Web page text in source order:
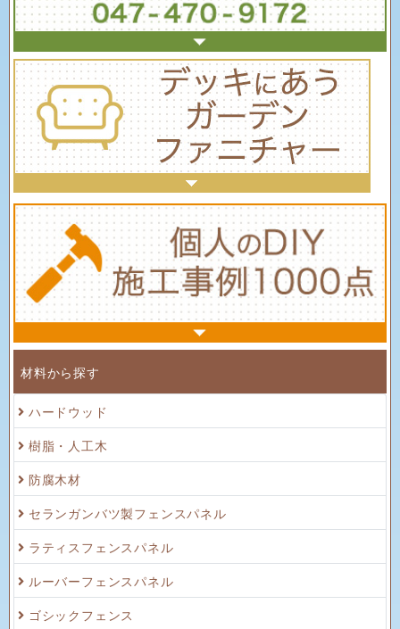
材料から探す
ハードウッド
樹脂・人工木
防腐木材
セランガンバツ製フェンスパネル
ラティスフェンスパネル
ルーバーフェンスパネル
ゴシックフェンス